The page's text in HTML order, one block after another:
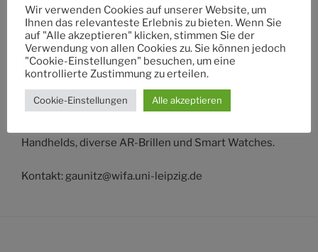
Vergleich dieser Kommissionierverfahren. Die prototy
pische Realisierung auf Basis einer dieser
Verfahren demonstriert den Nutzen und evaluiert
potentielle Einschränkungen.
Für den Implementierungsteil stehen aus
dem Logistics Living Lab verschiedene Geräte zur
Handhelds, diverse AR-Brillen und Smart Watches.
Kontakt: gaunitz@wifa.uni-leipzig.de
Wir verwenden Cookies auf unserer Website, um
Ihnen das relevanteste Erlebnis zu bieten. Wenn Sie
auf "Alle akzeptieren" klicken, stimmen Sie der
Verwendung von allen Cookies zu. Sie können jedoch
"Cookie-Einstellungen" besuchen, um eine
kontrollierte Zustimmung zu erteilen.
Cookie-Einstellungen Alle akzeptieren